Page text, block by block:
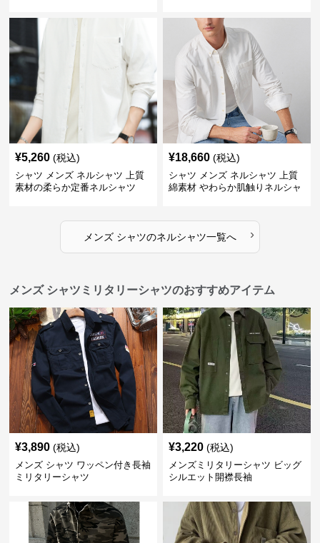
¥5,260 (税込)
シャツ メンズ ネルシャツ 上質
素材の柔らか定番ネルシャツ
¥18,660 (税込)
シャツ メンズ ネルシャツ 上質
綿素材 やわらか肌触りネルシャ
メンズ シャツのネルシャツ一覧へ ›
メンズ シャツミリタリーシャツのおすすめアイテム
¥3,890 (税込)
メンズ シャツ ワッペン付き長袖
ミリタリーシャツ
¥3,220 (税込)
メンズミリタリーシャツ ビッグ
シルエット開襟長袖